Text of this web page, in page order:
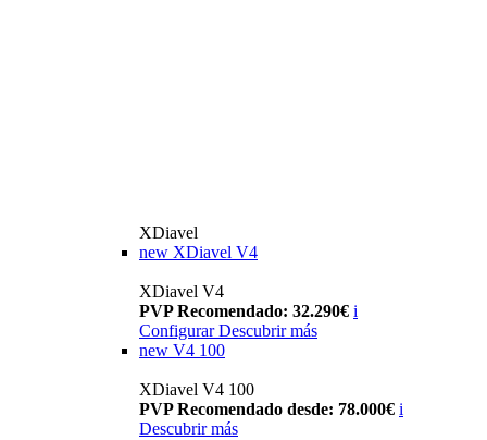
XDiavel
new XDiavel V4
XDiavel V4
PVP Recomendado: 32.290€ i
Configurar Descubrir más
new V4 100
XDiavel V4 100
PVP Recomendado desde: 78.000€ i
Descubrir más